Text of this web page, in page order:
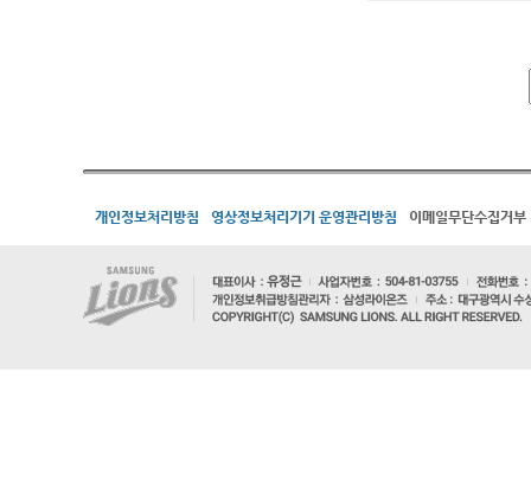
개인정보처리방침 영상정보처리기기 운영관리방침 이메일무단수집거부